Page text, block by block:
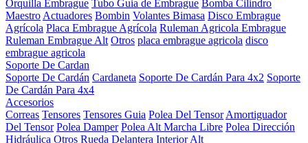
Orquilla Embrague Tubo Guia de Embrague Bomba Cilindro
Maestro Actuadores Bombin Volantes Bimasa Disco Embrague
Agrícola Placa Embrague Agrícola Ruleman Agricola Embrague
Ruleman Embrague Alt Otros placa embrague agricola disco
embrague agricola
Soporte De Cardan
Soporte De Cardán Cardaneta Soporte De Cardán Para 4x2 Soporte
De Cardán Para 4x4
Accesorios
Correas Tensores Tensores Guia Polea Del Tensor Amortiguador
Del Tensor Polea Damper Polea Alt Marcha Libre Polea Dirección
Hidráulica Otros Rueda Delantera Interior Alt